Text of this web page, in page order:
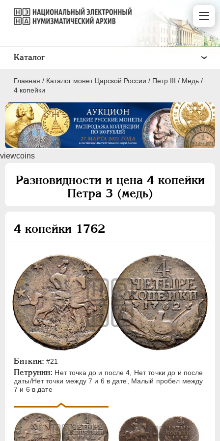
Главная / Каталог монет Царской России / Петр III / Медь /
4 копейки
viewcoins
Разновидности и цена 4 копейки
Петра 3 (медь)
4 копейки 1762
Биткин: #21
Петрунин: Нет точка до и после 4, Нет точки до и после
даты/Нет точки между 7 и 6 в дате, Малый пробел между
7 и 6 в дате
Каталог
ПEТР I 1699 - 1725
ЕКАТЕРИНА I
АННА ИОАННОВНА 1730-1740
ИОАНН АНТОНОВИЧ 1740-1741
ПЕТР III 1762-1762
Серебро
Медь
10 копеек
4 копейки
2 копейки
1 копейка
Пробные
ЕКАТЕРИНА II 1762-1796
АЛЕКСАНДР I
1801-1825
НИКОЛАЙ I 1826-1855